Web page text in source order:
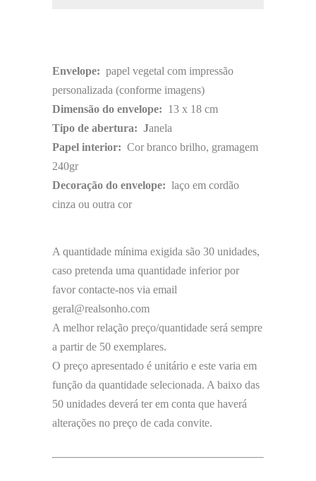
Envelope: papel vegetal com impressão
personalizada (conforme imagens)
Dimensão do envelope: 13 x 18 cm
Tipo de abertura: Janela
Papel interior: Cor branco brilho, gramagem
240gr
Decoração do envelope: laço em cordão
cinza ou outra cor
A quantidade mínima exigida são 30 unidades,
caso pretenda uma quantidade inferior por
favor contacte-nos via email
geral@realsonho.com
A melhor relação preço/quantidade será sempre
a partir de 50 exemplares.
O preço apresentado é unitário e este varia em
função da quantidade selecionada. A baixo das
50 unidades deverá ter em conta que haverá
alterações no preço de cada convite.